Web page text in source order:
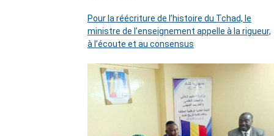
Pour la réécriture de l’histoire du Tchad, le
ministre de l’enseignement appelle à la rigueur,
à l’écoute et au consensus